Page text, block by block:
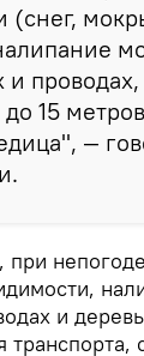
(снег,
и
15
—
при
и